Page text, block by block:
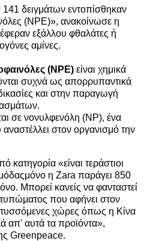
δειγμάτων εντοπίσθηκαν
(NPE)», ανακοίνωσε η
εξάλλου φθαλάτες ή
αμίνες.
(NPE) είναι χημικά
συχνά ως απορρυπαντικά
και στην παραγωγή
σε νονυλφενόλη (NP), ένα
στον οργανισμό την
κατηγορία «είναι τεράστιοι
μόνο η Zara παράγει 850
Μπορεί κανείς να φανταστεί
που αφήνει στον
χώρες όπως η Κίνα
απ' αυτά τα προϊόντα»,
Greenpeace.